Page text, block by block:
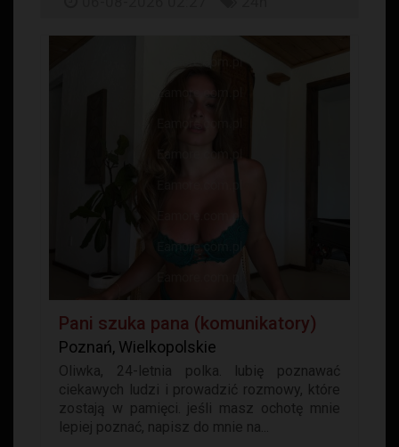
Pani szuka pana (komunikatory)
Poznań, Wielkopolskie
Oliwka, 24-letnia polka. lubię poznawać
ciekawych ludzi i prowadzić rozmowy, które
zostają w pamięci. jeśli masz ochotę mnie
lepiej poznać, napisz do mnie na...